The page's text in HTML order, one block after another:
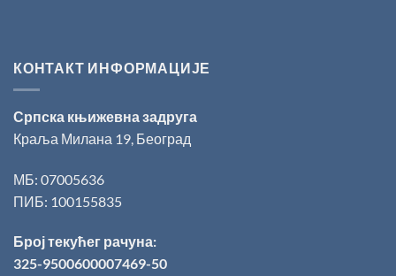
КОНТАКТ ИНФОРМАЦИЈЕ
Српска књижевна задруга
Краља Милана 19, Београд
МБ: 07005636
ПИБ: 100155835
Број текућег рачуна:
325-9500600007469-50